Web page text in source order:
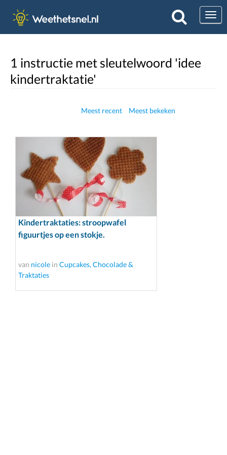
1 instructie met sleutelwoord 'idee
kindertraktatie'
Meest recent Meest bekeken
Kindertraktaties: stroopwafel
figuurtjes op een stokje.
van nicole in Cupcakes, Chocolade &
Traktaties